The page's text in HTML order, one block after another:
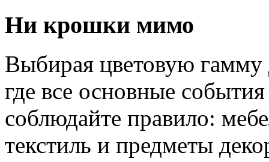
Ни крошки мимо
Выбирая цветовую гамму
где все основные
соблюдайте правило:
текстиль и предметы